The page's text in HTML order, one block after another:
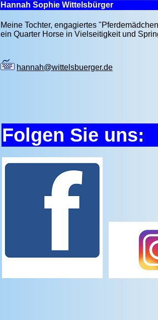
Hannah Sophie Wittelsbürger
Meine Tochter, engagiertes
ein Quarter Horse in Vielseitigkeit und
hannah@wittelsbuerger.de
Folgen Sie uns: